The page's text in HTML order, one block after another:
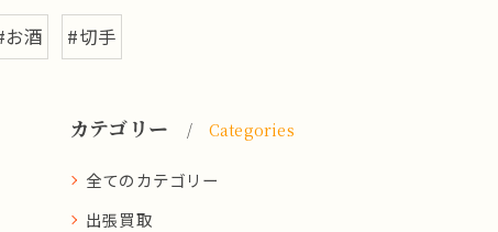
お酒 #切手
カテゴリー Categories
全てのカテゴリー
出張買取